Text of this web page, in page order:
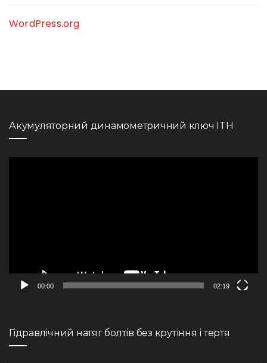
WordPress.org
Акумуляторний динамометричний ключ ITH
00:00 02:19
Гідравлічний натяг болтів без крутіння і тертя